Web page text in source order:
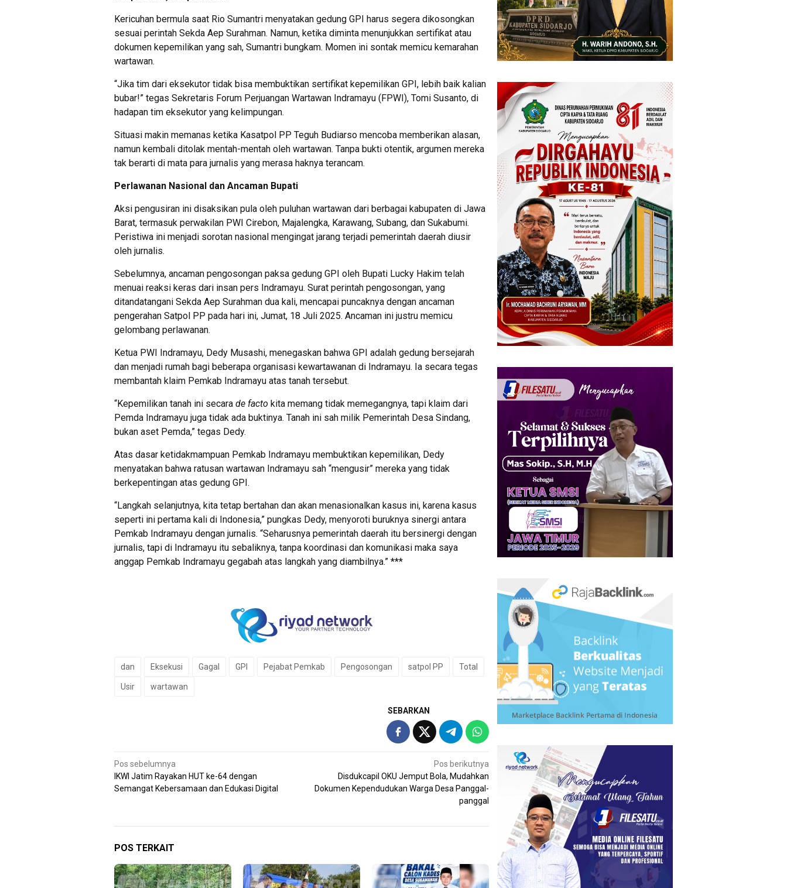
Kericuhan bermula saat Rio Sumantri menyatakan gedung GPI harus segera dikosongkan
sesuai perintah Sekda Aep Surahman. Namun, ketika diminta menunjukkan sertifikat atau
dokumen kepemilikan yang sah, Sumantri bungkam. Momen ini sontak memicu kemarahan
wartawan.
“Jika tim dari eksekutor tidak bisa membuktikan sertifikat kepemilikan GPI, lebih baik kalian
bubar!” tegas Sekretaris Forum Perjuangan Wartawan Indramayu (FPWI), Tomi Susanto, di
hadapan tim eksekutor yang kelimpungan.
Situasi makin memanas ketika Kasatpol PP Teguh Budiarso mencoba memberikan alasan,
namun kembali ditolak mentah-mentah oleh wartawan. Tanpa bukti otentik, argumen mereka
tak berarti di mata para jurnalis yang merasa haknya terancam.
Perlawanan Nasional dan Ancaman Bupati
Aksi pengusiran ini disaksikan pula oleh puluhan wartawan dari berbagai kabupaten di Jawa
Barat, termasuk perwakilan PWI Cirebon, Majalengka, Karawang, Subang, dan Sukabumi.
Peristiwa ini menjadi sorotan nasional mengingat jarang terjadi pemerintah daerah diusir
oleh jurnalis.
Sebelumnya, ancaman pengosongan paksa gedung GPI oleh Bupati Lucky Hakim telah
menuai reaksi keras dari insan pers Indramayu. Surat perintah pengosongan, yang
ditandatangani Sekda Aep Surahman dua kali, mencapai puncaknya dengan ancaman
pengerahan Satpol PP pada hari ini, Jumat, 18 Juli 2025. Ancaman ini justru memicu
gelombang perlawanan.
Ketua PWI Indramayu, Dedy Musashi, menegaskan bahwa GPI adalah gedung bersejarah
dan menjadi rumah bagi beberapa organisasi kewartawanan di Indramayu. Ia secara tegas
membantah klaim Pemkab Indramayu atas tanah tersebut.
“Kepemilikan tanah ini secara de facto kita memang tidak memegangnya, tapi klaim dari
Pemda Indramayu juga tidak ada buktinya. Tanah ini sah milik Pemerintah Desa Sindang,
bukan aset Pemda,” tegas Dedy.
Atas dasar ketidakmampuan Pemkab Indramayu membuktikan kepemilikan, Dedy
menyatakan bahwa ratusan wartawan Indramayu sah “mengusir” mereka yang tidak
berkepentingan atas gedung GPI.
“Langkah selanjutnya, kita tetap bertahan dan akan menasionalkan kasus ini, karena kasus
seperti ini pertama kali di Indonesia,” pungkas Dedy, menyoroti buruknya sinergi antara
Pemkab Indramayu dengan jurnalis. “Seharusnya pemerintah daerah itu bersinergi dengan
jurnalis, tapi di Indramayu itu sebaliknya, tanpa koordinasi dan komunikasi maka saya
anggap Pemkab Indramayu gegabah atas langkah yang diambilnya.” ***
dan Eksekusi Gagal GPI Pejabat Pemkab Pengosongan satpol PP Total
Usir wartawan
SEBARKAN
Navigasi
pos
Pos sebelumnya
IKWI Jatim Rayakan HUT ke-64 dengan
Semangat Kebersamaan dan Edukasi Digital
Pos berikutnya
Disdukcapil OKU Jemput Bola, Mudahkan
Dokumen Kependudukan Warga Desa Panggal-
panggal
POS TERKAIT